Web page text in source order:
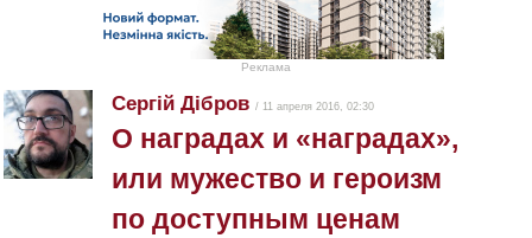
Реклама
Сергій Дібров / 11 апреля 2016, 02:30
О наградах и «наградах»,
или мужество и героизм
по доступным ценам